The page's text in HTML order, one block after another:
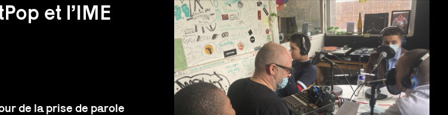
et l’IME
de la prise de parole